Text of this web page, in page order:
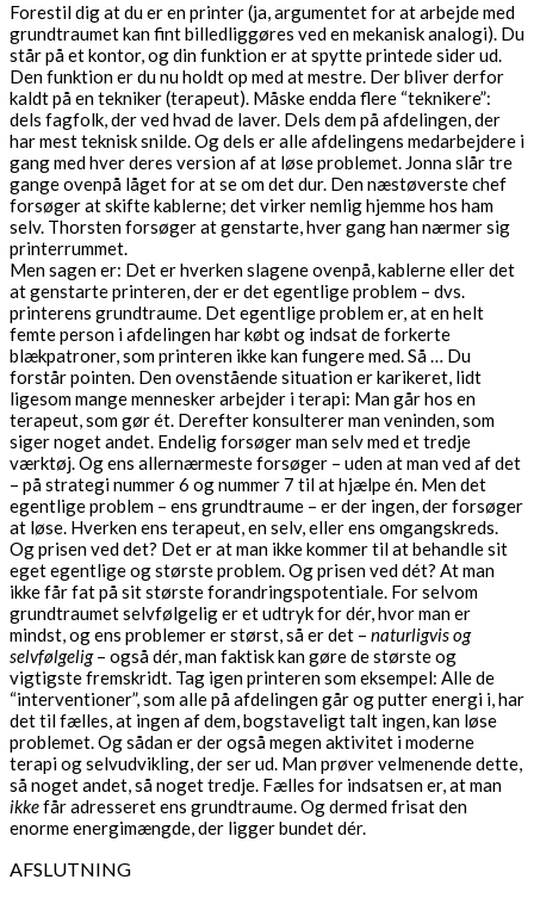
Forestil dig at du er en printer (ja, argumentet for at arbejde med
grundtraumet kan fint billedliggøres ved en mekanisk analogi). Du
står på et kontor, og din funktion er at spytte printede sider ud.
Den funktion er du nu holdt op med at mestre. Der bliver derfor
kaldt på en tekniker (terapeut). Måske endda flere “teknikere”:
dels fagfolk, der ved hvad de laver. Dels dem på afdelingen, der
har mest teknisk snilde. Og dels er alle afdelingens medarbejdere i
gang med hver deres version af at løse problemet. Jonna slår tre
gange ovenpå låget for at se om det dur. Den næstøverste chef
forsøger at skifte kablerne; det virker nemlig hjemme hos ham
selv. Thorsten forsøger at genstarte, hver gang han nærmer sig
printerrummet.
Men sagen er: Det er hverken slagene ovenpå, kablerne eller det
at genstarte printeren, der er det egentlige problem – dvs.
printerens grundtraume. Det egentlige problem er, at en helt
femte person i afdelingen har købt og indsat de forkerte
blækpatroner, som printeren ikke kan fungere med. Så … Du
forstår pointen. Den ovenstående situation er karikeret, lidt
ligesom mange mennesker arbejder i terapi: Man går hos en
terapeut, som gør ét. Derefter konsulterer man veninden, som
siger noget andet. Endelig forsøger man selv med et tredje
værktøj. Og ens allernærmeste forsøger – uden at man ved af det
– på strategi nummer 6 og nummer 7 til at hjælpe én. Men det
egentlige problem – ens grundtraume – er der ingen, der forsøger
at løse. Hverken ens terapeut, en selv, eller ens omgangskreds.
Og prisen ved det? Det er at man ikke kommer til at behandle sit
eget egentlige og største problem. Og prisen ved dét? At man
ikke får fat på sit største forandringspotentiale. For selvom
grundtraumet selvfølgelig er et udtryk for dér, hvor man er
mindst, og ens problemer er størst, så er det – naturligvis og
selvfølgelig– også dér, man faktisk kan gøre de største og
vigtigste fremskridt. Tag igen printeren som eksempel: Alle de
“interventioner”, som alle på afdelingen går og putter energi i, har
det til fælles, at ingen af dem, bogstaveligt talt ingen, kan løse
problemet. Og sådan er der også megen aktivitet i moderne
terapi og selvudvikling, der ser ud. Man prøver velmenende dette,
så noget andet, så noget tredje. Fælles for indsatsen er, at man
ikkefår adresseret ens grundtraume. Og dermed frisat den
enorme energimængde, der ligger bundet dér.
AFSLUTNING